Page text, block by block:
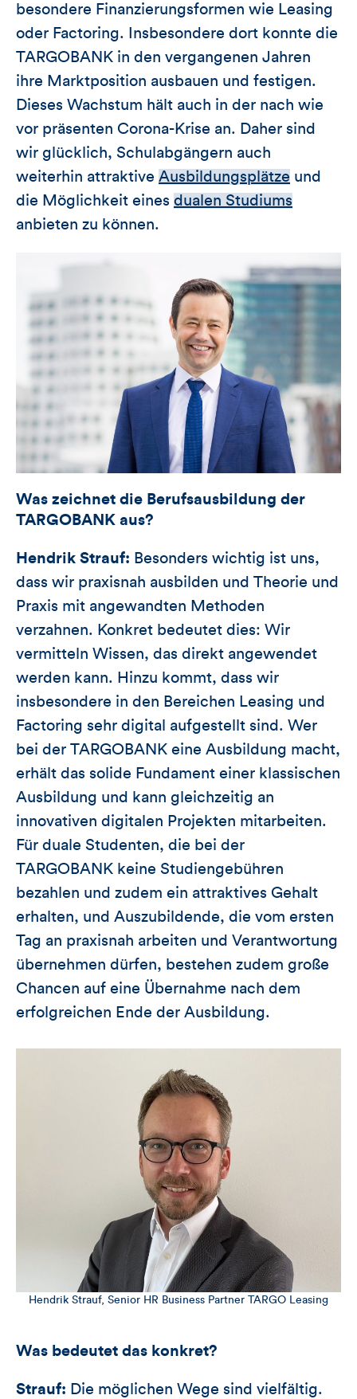
besondere Finanzierungsformen wie Leasing
oder Factoring. Insbesondere dort konnte die
TARGOBANK in den vergangenen Jahren
ihre Marktposition ausbauen und festigen.
Dieses Wachstum hält auch in der nach wie
vor präsenten Corona-Krise an. Daher sind
wir glücklich, Schulabgängern auch
weiterhin attraktive Ausbildungsplätze und
die Möglichkeit eines dualen Studiums
anbieten zu können.
Was zeichnet die Berufsausbildung der
TARGOBANK aus?
Hendrik Strauf: Besonders wichtig ist uns,
dass wir praxisnah ausbilden und Theorie und
Praxis mit angewandten Methoden
verzahnen. Konkret bedeutet dies: Wir
vermitteln Wissen, das direkt angewendet
werden kann. Hinzu kommt, dass wir
insbesondere in den Bereichen Leasing und
Factoring sehr digital aufgestellt sind. Wer
bei der TARGOBANK eine Ausbildung macht,
erhält das solide Fundament einer klassischen
Ausbildung und kann gleichzeitig an
innovativen digitalen Projekten mitarbeiten.
Für duale Studenten, die bei der
TARGOBANK keine Studiengebühren
bezahlen und zudem ein attraktives Gehalt
erhalten, und Auszubildende, die vom ersten
Tag an praxisnah arbeiten und Verantwortung
übernehmen dürfen, bestehen zudem große
Chancen auf eine Übernahme nach dem
erfolgreichen Ende der Ausbildung.
Hendrik Strauf, Senior HR Business Partner TARGO Leasing
Was bedeutet das konkret?
Strauf: Die möglichen Wege sind vielfältig.